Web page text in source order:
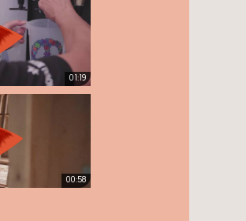
01:19
00:58